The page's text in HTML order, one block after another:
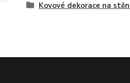
Kovové dekorace na